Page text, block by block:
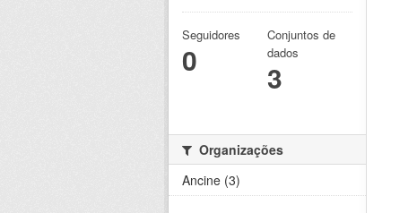
Seguidores
0
Conjuntos de
dados
3
Organizações
Ancine (3)